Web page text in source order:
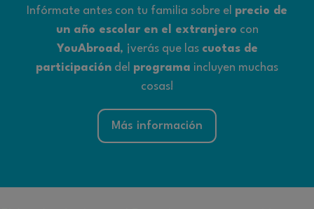
Infórmate antes con tu familia sobre el precio de
un año escolar en el extranjero con
YouAbroad, ¡verás que las cuotas de
participación del programa incluyen muchas
cosas!
Más información